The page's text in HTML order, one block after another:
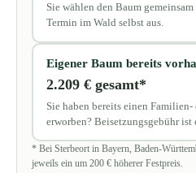
Sie wählen den Baum
Termin im Wald selbst aus.
Eigener Baum bereits
2.209 € gesamt*
Sie haben bereits einen Familien-
erworben? Beisetzungsgebühr ist
* Bei Sterbeort in Bayern, Baden-
jeweils ein um 200 € höherer Festpreis.